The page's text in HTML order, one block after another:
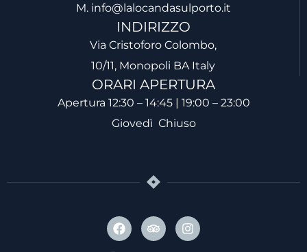
M. info@lalocandasulporto.it
INDIRIZZO
Via Cristoforo Colombo,
10/11, Monopoli BA Italy
ORARI APERTURA
Apertura 12:30 – 14:45 | 19:00 – 23:00
Giovedì Chiuso